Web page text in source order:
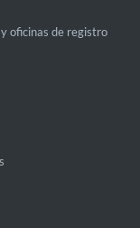
oficinas de registro